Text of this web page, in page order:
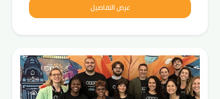
عرض التفاصيل